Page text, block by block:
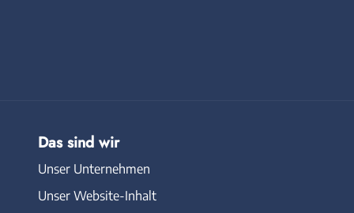
Das sind wir
Unser Unternehmen
Unser Website-Inhalt